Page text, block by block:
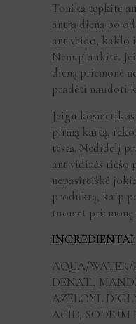
Toniką tepkite
antrą dieną po
ant veido, kaklo
Nenuplaukite.
dieną priemonė
pradėti naudoti
Jeigu
pirmą kartą,
testą. Nedidelį
ant vidinės riešo
nepasireiškė
produktą, kaip
tuomet
INGREDIENTAI
AQUA/
DENAT.,
AZELOYL
ACID, SODIUM